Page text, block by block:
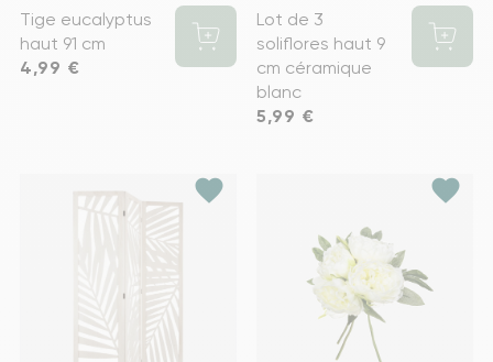
Tige eucalyptus
haut 91 cm
Prix
4,99 €
Lot de 3
soliflores haut 9
cm céramique
blanc
Prix
5,99 €
favorite favorite